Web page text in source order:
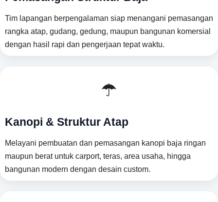
Tim lapangan berpengalaman siap menangani pemasangan
rangka atap, gudang, gedung, maupun bangunan komersial
dengan hasil rapi dan pengerjaan tepat waktu.
☂️
Kanopi & Struktur Atap
Melayani pembuatan dan pemasangan kanopi baja ringan
maupun berat untuk carport, teras, area usaha, hingga
bangunan modern dengan desain custom.